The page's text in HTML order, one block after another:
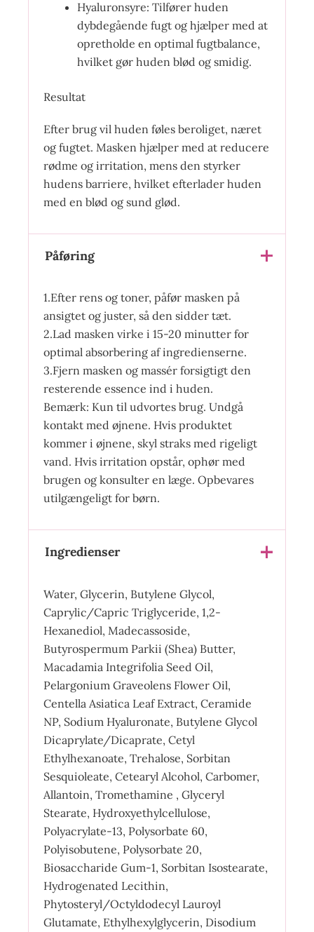
Hyaluronsyre: Tilfører huden
dybdegående fugt og hjælper med at
opretholde en optimal fugtbalance,
hvilket gør huden blød og smidig.
Resultat
Efter brug vil huden føles beroliget, næret
og fugtet. Masken hjælper med at reducere
rødme og irritation, mens den styrker
hudens barriere, hvilket efterlader huden
med en blød og sund glød.
Påføring
1.Efter rens og toner, påfør masken på
ansigtet og juster, så den sidder tæt.
2.Lad masken virke i 15-20 minutter for
optimal absorbering af ingredienserne.
3.Fjern masken og massér forsigtigt den
resterende essence ind i huden.
Bemærk: Kun til udvortes brug. Undgå
kontakt med øjnene. Hvis produktet
kommer i øjnene, skyl straks med rigeligt
vand. Hvis irritation opstår, ophør med
brugen og konsulter en læge. Opbevares
utilgængeligt for børn.
Ingredienser
Water, Glycerin, Butylene Glycol,
Caprylic/Capric Triglyceride, 1,2-
Hexanediol, Madecassoside,
Butyrospermum Parkii (Shea) Butter,
Macadamia Integrifolia Seed Oil,
Pelargonium Graveolens Flower Oil,
Centella Asiatica Leaf Extract, Ceramide
NP, Sodium Hyaluronate, Butylene Glycol
Dicaprylate/Dicaprate, Cetyl
Ethylhexanoate, Trehalose, Sorbitan
Sesquioleate, Cetearyl Alcohol, Carbomer,
Allantoin, Tromethamine , Glyceryl
Stearate, Hydroxyethylcellulose,
Polyacrylate-13, Polysorbate 60,
Polyisobutene, Polysorbate 20,
Biosaccharide Gum-1, Sorbitan Isostearate,
Hydrogenated Lecithin,
Phytosteryl/Octyldodecyl Lauroyl
Glutamate, Ethylhexylglycerin, Disodium